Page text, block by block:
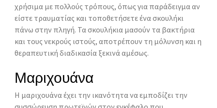
χρήσιμα με πολλούς τρόπους, όπως για παράδειγμα αν
είστε τραυματίας και τοποθετήσετε ένα σκουλήκι
πάνω στην πληγή. Τα σκουλήκια μασούν τα βακτήρια
και τους νεκρούς ιστούς, αποτρέπουν τη μόλυνση και η
θεραπευτική διαδικασία ξεκινά αμέσως.
Μαριχουάνα
Η μαριχουάνα έχει την ικανότητα να εμποδίζει την